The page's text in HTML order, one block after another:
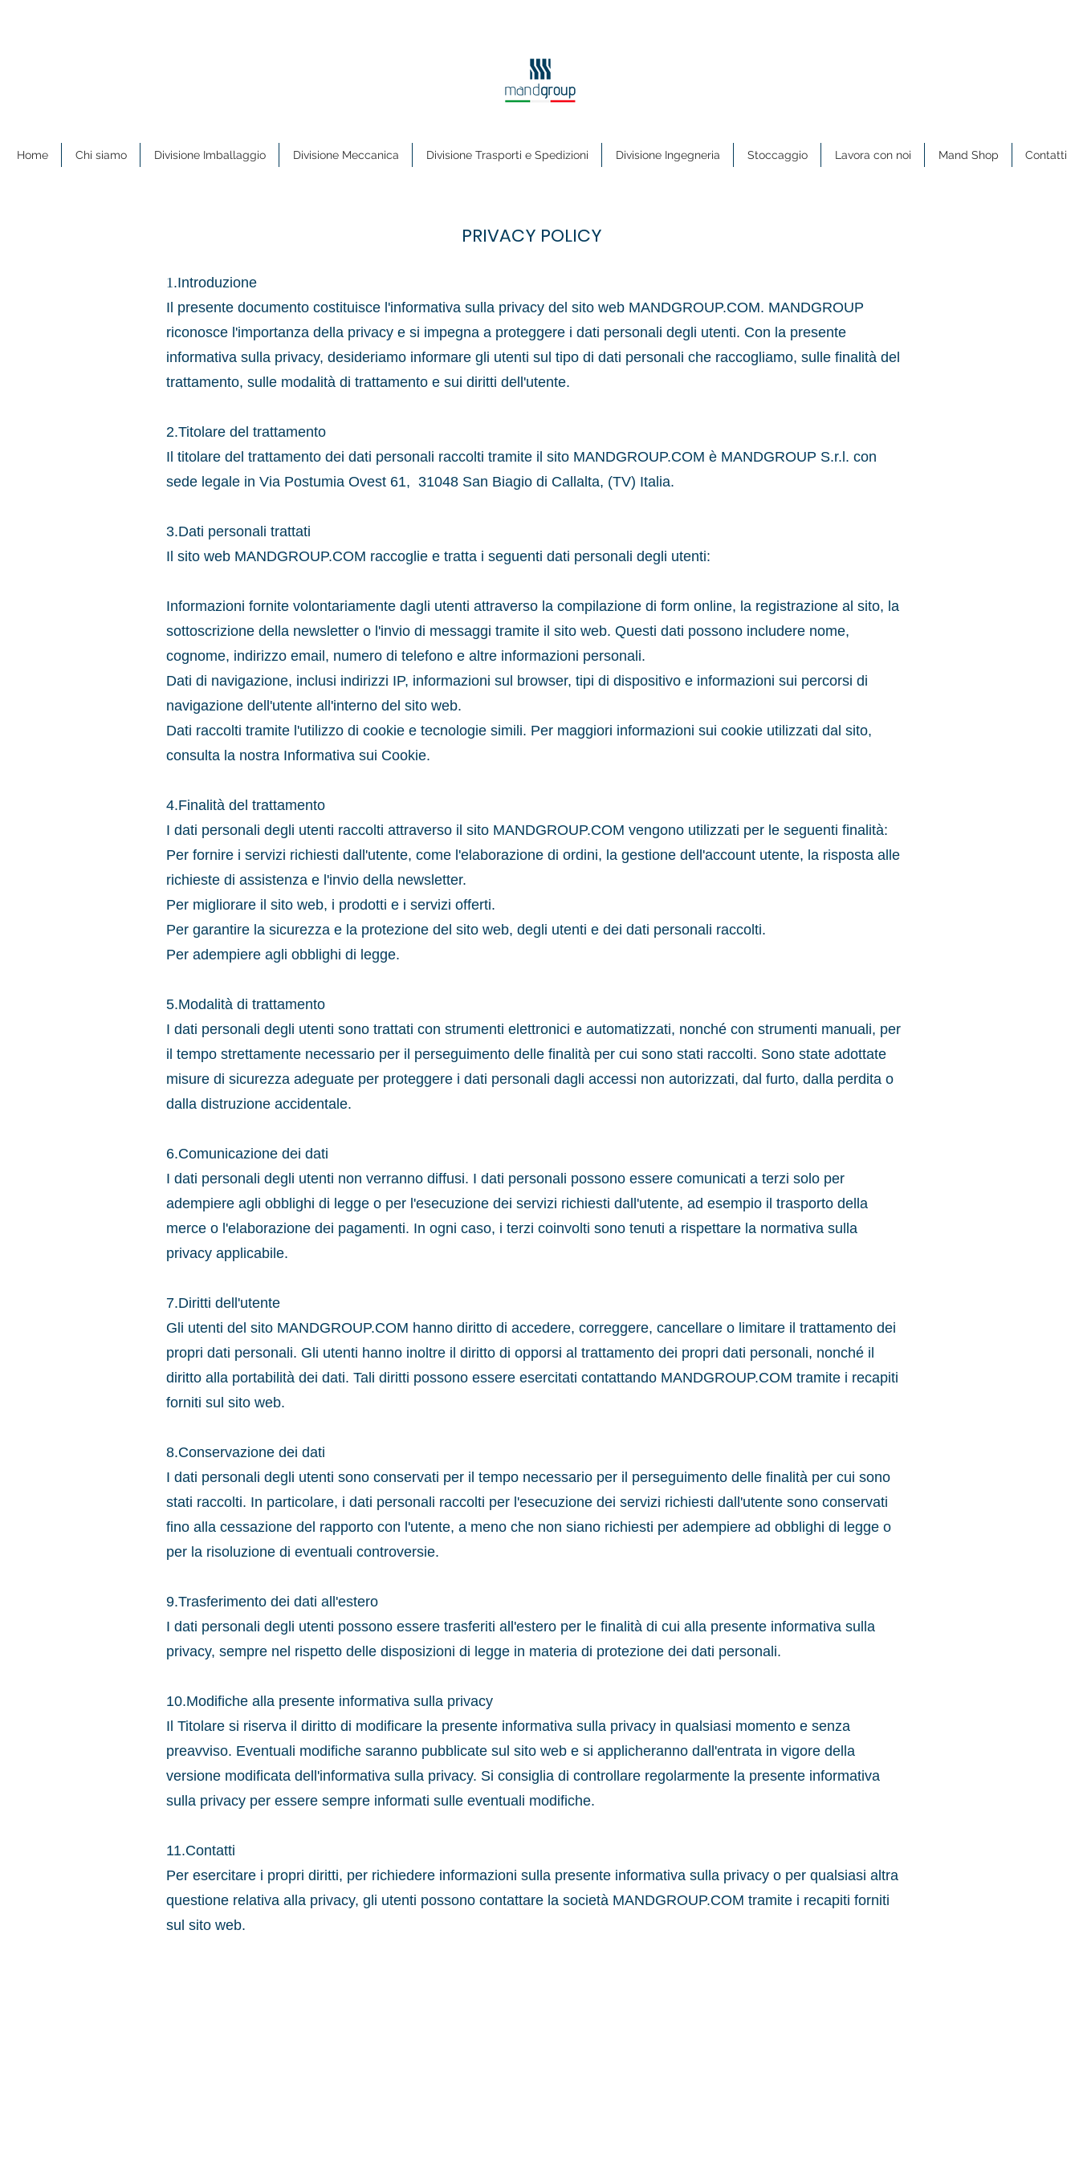
Home Chi siamo Divisione Imballaggio Divisione Meccanica Divisione Trasporti e Spedizioni Divisione Ingegneria Stoccaggio Lavora con noi Mand Shop Contatti
PRIVACY POLICY
1.Introduzione
Il presente documento costituisce l'informativa sulla privacy del sito web MANDGROUP.COM. MANDGROUP
riconosce l'importanza della privacy e si impegna a proteggere i dati personali degli utenti. Con la presente
informativa sulla privacy, desideriamo informare gli utenti sul tipo di dati personali che raccogliamo, sulle finalità del
trattamento, sulle modalità di trattamento e sui diritti dell'utente.
2.Titolare del trattamento
Il titolare del trattamento dei dati personali raccolti tramite il sito MANDGROUP.COM è MANDGROUP S.r.l. con
sede legale in Via Postumia Ovest 61, 31048 San Biagio di Callalta, (TV) Italia.
3.Dati personali trattati
Il sito web MANDGROUP.COM raccoglie e tratta i seguenti dati personali degli utenti:
Informazioni fornite volontariamente dagli utenti attraverso la compilazione di form online, la registrazione al sito, la
sottoscrizione della newsletter o l'invio di messaggi tramite il sito web. Questi dati possono includere nome,
cognome, indirizzo email, numero di telefono e altre informazioni personali.
Dati di navigazione, inclusi indirizzi IP, informazioni sul browser, tipi di dispositivo e informazioni sui percorsi di
navigazione dell'utente all'interno del sito web.
Dati raccolti tramite l'utilizzo di cookie e tecnologie simili. Per maggiori informazioni sui cookie utilizzati dal sito,
consulta la nostra Informativa sui Cookie.
4.Finalità del trattamento
I dati personali degli utenti raccolti attraverso il sito MANDGROUP.COM vengono utilizzati per le seguenti finalità:
Per fornire i servizi richiesti dall'utente, come l'elaborazione di ordini, la gestione dell'account utente, la risposta alle
richieste di assistenza e l'invio della newsletter.
Per migliorare il sito web, i prodotti e i servizi offerti.
Per garantire la sicurezza e la protezione del sito web, degli utenti e dei dati personali raccolti.
Per adempiere agli obblighi di legge.
5.Modalità di trattamento
I dati personali degli utenti sono trattati con strumenti elettronici e automatizzati, nonché con strumenti manuali, per
il tempo strettamente necessario per il perseguimento delle finalità per cui sono stati raccolti. Sono state adottate
misure di sicurezza adeguate per proteggere i dati personali dagli accessi non autorizzati, dal furto, dalla perdita o
dalla distruzione accidentale.
6.Comunicazione dei dati
I dati personali degli utenti non verranno diffusi. I dati personali possono essere comunicati a terzi solo per
adempiere agli obblighi di legge o per l'esecuzione dei servizi richiesti dall'utente, ad esempio il trasporto della
merce o l'elaborazione dei pagamenti. In ogni caso, i terzi coinvolti sono tenuti a rispettare la normativa sulla
privacy applicabile.
7.Diritti dell'utente
Gli utenti del sito MANDGROUP.COM hanno diritto di accedere, correggere, cancellare o limitare il trattamento dei
propri dati personali. Gli utenti hanno inoltre il diritto di opporsi al trattamento dei propri dati personali, nonché il
diritto alla portabilità dei dati. Tali diritti possono essere esercitati contattando MANDGROUP.COM tramite i recapiti
forniti sul sito web.
8.Conservazione dei dati
I dati personali degli utenti sono conservati per il tempo necessario per il perseguimento delle finalità per cui sono
stati raccolti. In particolare, i dati personali raccolti per l'esecuzione dei servizi richiesti dall'utente sono conservati
fino alla cessazione del rapporto con l'utente, a meno che non siano richiesti per adempiere ad obblighi di legge o
per la risoluzione di eventuali controversie.
9.Trasferimento dei dati all'estero
I dati personali degli utenti possono essere trasferiti all'estero per le finalità di cui alla presente informativa sulla
privacy, sempre nel rispetto delle disposizioni di legge in materia di protezione dei dati personali.
10.Modifiche alla presente informativa sulla privacy
Il Titolare si riserva il diritto di modificare la presente informativa sulla privacy in qualsiasi momento e senza
preavviso. Eventuali modifiche saranno pubblicate sul sito web e si applicheranno dall'entrata in vigore della
versione modificata dell'informativa sulla privacy. Si consiglia di controllare regolarmente la presente informativa
sulla privacy per essere sempre informati sulle eventuali modifiche.
11.Contatti
Per esercitare i propri diritti, per richiedere informazioni sulla presente informativa sulla privacy o per qualsiasi altra
questione relativa alla privacy, gli utenti possono contattare la società MANDGROUP.COM tramite i recapiti forniti
sul sito web.